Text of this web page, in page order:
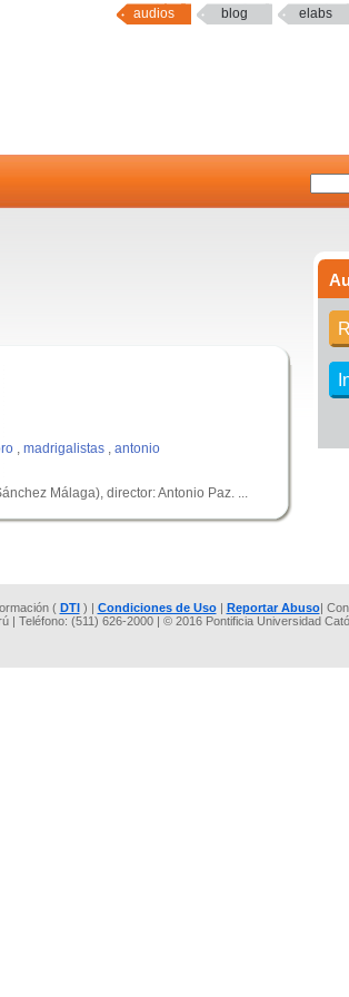
audios blog elabs
, madrigalistas , antonio
Málaga), director: Antonio Paz. ...
( DTI) | Condiciones de Uso| Reportar Abuso|
| Teléfono: (511) 626-2000 | © 2016 Pontificia Universidad